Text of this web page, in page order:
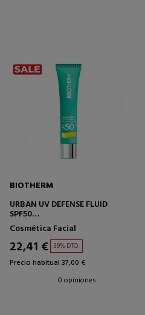
BIOTHERM
URBAN UV DEFENSE FLUID
SPF50
PROTECTOR FACIAL
Cosmética Facial
22,41 € 39% DTO.
Precio habitual 37,00 €
0 opiniones